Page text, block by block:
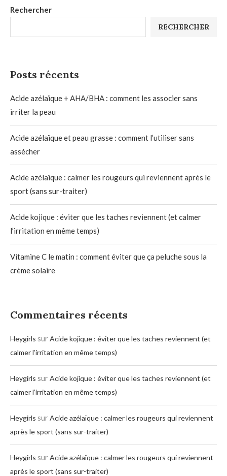
Rechercher
RECHERCHER
Posts récents
Acide azélaïque + AHA/BHA : comment les associer sans
irriter la peau
Acide azélaïque et peau grasse : comment l’utiliser sans
assécher
Acide azélaïque : calmer les rougeurs qui reviennent après le
sport (sans sur-traiter)
Acide kojique : éviter que les taches reviennent (et calmer
l’irritation en même temps)
Vitamine C le matin : comment éviter que ça peluche sous la
crème solaire
Commentaires récents
Heygirls surAcide kojique : éviter que les taches reviennent (et
calmer l’irritation en même temps)
Heygirls surAcide kojique : éviter que les taches reviennent (et
calmer l’irritation en même temps)
Heygirls surAcide azélaïque : calmer les rougeurs qui reviennent
après le sport (sans sur-traiter)
Heygirls surAcide azélaïque : calmer les rougeurs qui reviennent
après le sport (sans sur-traiter)